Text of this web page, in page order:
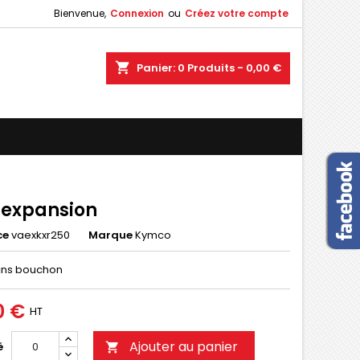
Bienvenue, Connexion ou Créez votre compte
shopping_cart Panier: 0 Produits - 0,00 €
vaexkxr250 MarqueKymco
bouchon
€ HT
 Ajouter au panier